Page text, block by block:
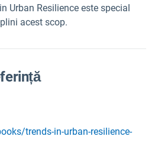
Urban Resilience este special
acest scop.
trends-in-urban-resilience-